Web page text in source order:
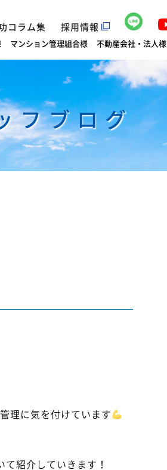
コラム集 採用情報
マンション管理組合様 不動産会社・法人様
フブログ
理に気を付けています
紹介していきます！